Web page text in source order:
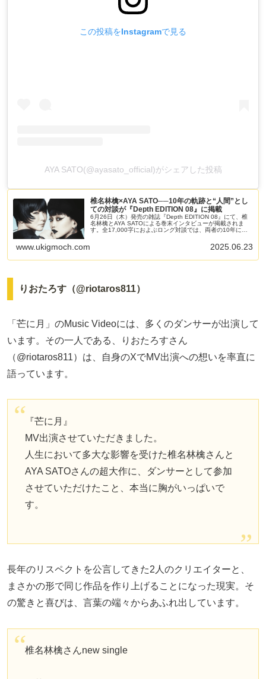
この投稿をInstagramで見る
AYA SATO(@ayasato_official)がシェアした投稿
椎名林檎×AYA SATO──10年の軌跡と“人間”とし
ての対談が『Depth EDITION 08』に掲載
6月26日（木）発売の雑誌『Depth EDITION 08』にて、椎
名林檎とAYA SATOによる巻末インタビューが掲載されま
す。全17,000字におよぶロング対談では、両者の10年にわ
AYA SATO」に迫る深い内容となっています。
www.ukigmoch.com 2025.06.23
りおたろす（@riotaros811）
「芒に月」のMusic Videoには、多くのダンサーが出演して
います。その一人である、りおたろすさん
（@riotaros811）は、自身のXでMV出演への想いを率直に
語っています。
『芒に月』
MV出演させていただきました。
人生において多大な影響を受けた椎名林檎さんと
AYA SATOさんの超大作に、ダンサーとして参加
させていただけたこと、本当に胸がいっぱいで
す。
長年のリスペクトを公言してきた2人のクリエイターと、
まさかの形で同じ作品を作り上げることになった現実。そ
の驚きと喜びは、言葉の端々からあふれ出しています。
椎名林檎さんnew single